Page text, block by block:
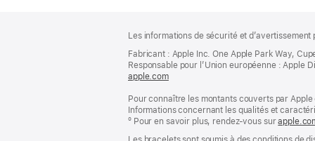
de
page
de
bas
de
page
Les informations de sécurité et
Fabricant : Apple Inc. One Apple Park Way,
Responsable pour l’Union européenne :
apple.com(s’ouvre
une
nouvelle
fenêtre)
Pour connaître les montants couverts par
Informations concernant les qualités et
º Pour en savoir plus, rendez‑vous sur